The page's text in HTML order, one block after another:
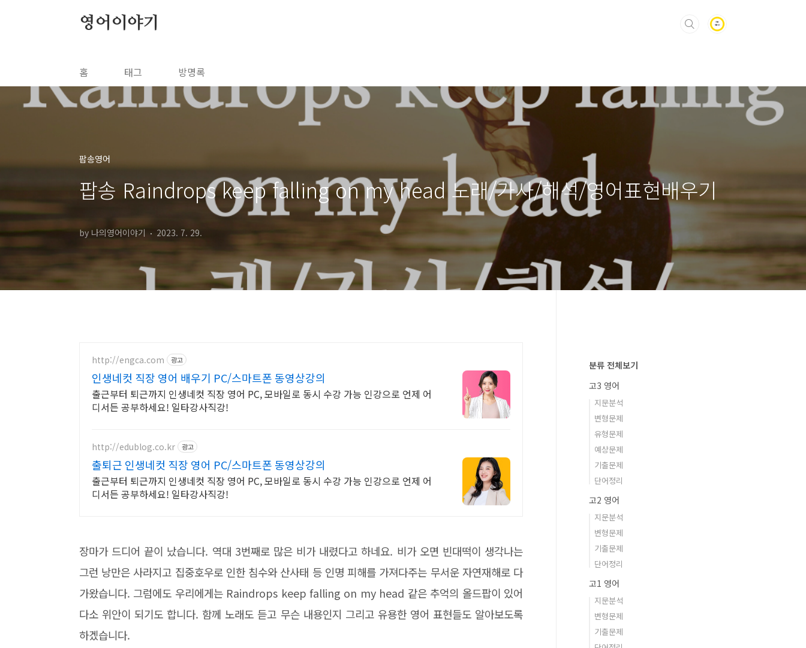
영어이야기
홈 태그 방명록
팝송영어
팝송 Raindrops keep falling on my head 노래/가사/해석/영어표현배우기
by 나의영어이야기 2023. 7. 29.
http://engca.com 광고
인생네컷 직장 영어 배우기 PC/스마트폰 동영상강의
출근부터 퇴근까지 인생네컷 직장 영어 PC, 모바일로 동시 수강 가능 인강으로 언제 어
디서든 공부하세요! 일타강사직강!
http://edublog.co.kr 광고
출퇴근 인생네컷 직장 영어 PC/스마트폰 동영상강의
출근부터 퇴근까지 인생네컷 직장 영어 PC, 모바일로 동시 수강 가능 인강으로 언제 어
디서든 공부하세요! 일타강사직강!
장마가 드디어 끝이 났습니다. 역대 3번째로 많은 비가 내렸다고 하네요. 비가 오면 빈대떡이 생각나는
그런 낭만은 사라지고 집중호우로 인한 침수와 산사태 등 인명 피해를 가져다주는 무서운 자연재해로 다
가왔습니다. 그럼에도 우리에게는 Raindrops keep falling on my head 같은 추억의 올드팝이 있어
다소 위안이 되기도 합니다. 함께 노래도 듣고 무슨 내용인지 그리고 유용한 영어 표현들도 알아보도록
하겠습니다.
분류 전체보기
고3 영어
지문분석
변형문제
유형문제
예상문제
기출문제
단어정리
고2 영어
지문분석
변형문제
기출문제
단어정리
고1 영어
지문분석
변형문제
기출문제